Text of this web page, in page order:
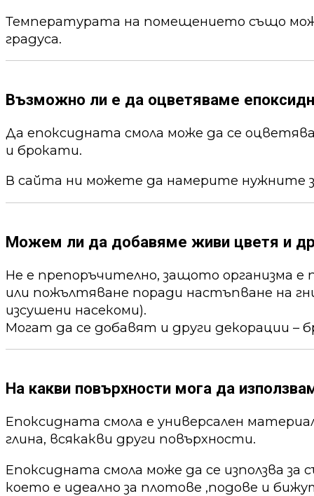
Температурата на помещението също
градуса.
Възможно ли е да оцветяваме
Да епоксидната смола може да се
и брокати.
В сайта ни можете да намерите нужните
Можем ли да добавяме живи цветя и
Не е препоръчително, защото организма
или пожълтяване поради настъпване на
изсушени насекоми).
Могат да се добавят и други декорации –
На какви повърхности мога да
Епоксидната смола е универсален
глина, всякакви други повърхности.
Епоксидната смола може да се използва за
което е идеално за плотове ,подове и